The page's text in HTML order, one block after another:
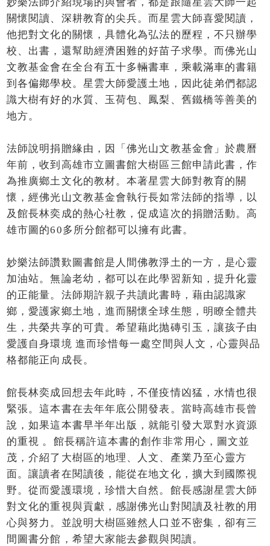
關懷閱讀、深耕教育的尖兵。而星雲大師喜愛閱讀，
他把對文化的關懷，具體化為弘法的歷程，不只辦學
校、出書，還幫助經濟困難的好苗子求學。而佛光山
文教基金會在全台有五十多輛書車，乘載滿車的書籍
到各偏鄕學校。星雲大師愛護土地，因此徒弟們都認
識大樹有好的水質、玉荷包、鳳梨、舊鐵橋等善美的
地方。
法師說明捐贈緣由，因「佛光山文教基金會」於農曆
年前，收到高雄市立圖書館大樹區三館申請此書，作
為推廣鄉土文化的教材。本著星雲大師對教育的關
懷，經佛光山文教基金會執行長如常法師的指導，以
及館長林奕成的熱心社教，促成這次的捐贈活動。高
雄市圖的60多所分館都可以擁有此書。
妙樂法師讚歎圖書館是人間佛教淨土的一方，是心靈
加油站。無論老幼，都可以在此學習新知，提升化靈
的正能量。法師期許親子共讀此書時，藉由認識家
鄉，愛護家鄉土地，進而關懷全球生態，明瞭全體共
生，共榮共享的可貴。希望藉此抛磚引玉，讓孩子由
愛護自身環境 進而珍惜每一處空間與人文，心靈與品
格都能正向成長。
館長林奕成回想去年此時，不僅疫情凶猛，水情也很
緊張。這本書在去年年底公開發表。當時高雄市長曾
說，如果這本書早半年出版，就能引發大眾對水資源
的重視 。館長稱許這本書的創作非常用心，圖文並
茂，介紹了大樹區的地理、人文、產業乃至心靈方
面。讓讀者在閱讀後，能從在地文化，擴大到國際視
野。從而愛護環境，珍惜大自然。館長感謝星雲大師
對文化的重視與貢獻，感謝佛光山對閱讀及社教的用
心與努力。並說明大樹區雖然人口並不密集，卻有三
間圖書分館，希望大家能去參觀與閱讀。